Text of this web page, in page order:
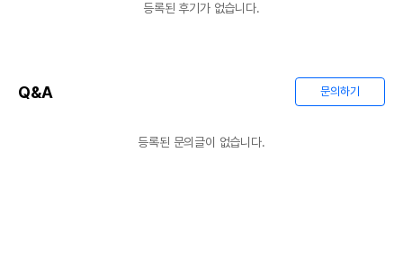
등록된 후기가 없습니다.
Q&A 문의하기
등록된 문의글이 없습니다.